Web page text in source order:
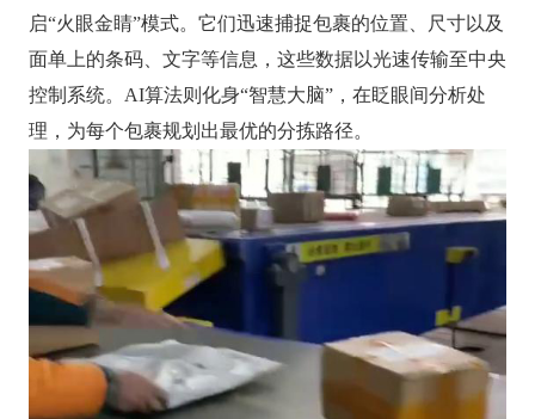
启“火眼金睛”模式。它们迅速捕捉包裹的位置、尺寸以及
面单上的条码、文字等信息，这些数据以光速传输至中央
控制系统。AI算法则化身“智慧大脑”，在眨眼间分析处
理，为每个包裹规划出最优的分拣路径。